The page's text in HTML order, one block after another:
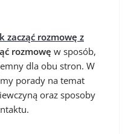
zacząć rozmowę z
rozmowę w sposób,
dla obu stron. W
porady na temat
oraz sposoby